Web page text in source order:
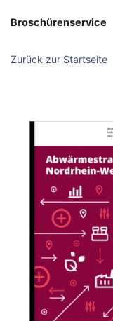
Broschürenservice
Zurück zur Startseite